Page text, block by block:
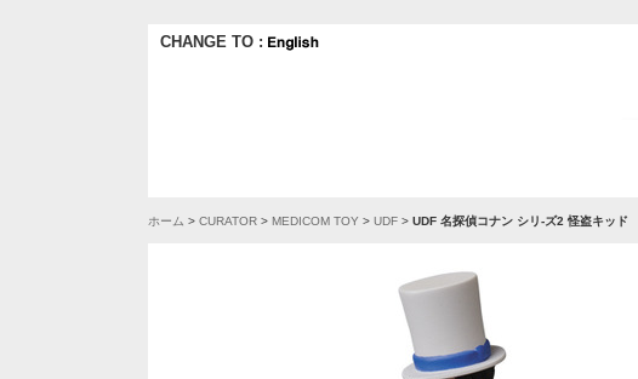
CHANGE TO :
ホーム > CURATOR > MEDICOM TOY > UDF > UDF 名探偵コナン シリ-ズ2 怪盗キッド